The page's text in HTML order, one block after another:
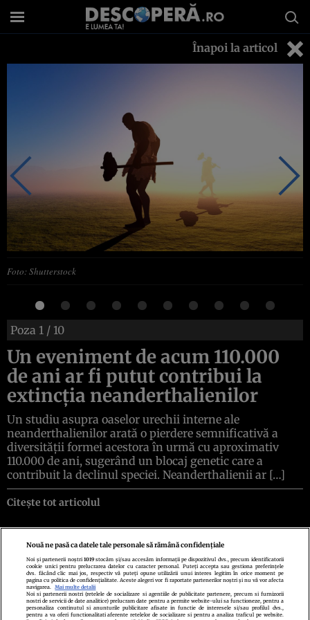
Înapoi la articol
Foto: Shutterstock
Poza 1 / 10
Un eveniment de acum 110.000
de ani ar fi putut contribui la
extincția neanderthalienilor
Un studiu asupra oaselor urechii interne ale
neanderthalienilor arată o pierdere semnificativă a
diversității formei acestora în urmă cu aproximativ
110.000 de ani, sugerând un blocaj genetic care a
contribuit la declinul speciei. Neanderthalienii ar […]
Citește tot articolul
Politica de confidenţialitatePolitica de cookiesTermeni şi condiţii
Echipa redacționalăContactSetări Cookies
Nouă ne pasă ca datele tale personale să rămână confidențiale
Noi și partenerii noștri1019 stocăm și/sau accesăm informații pe dispozitivul dvs., precum identificatorii
cookie unici pentru prelucrarea datelor cu caracter personal. Puteți accepta sau gestiona preferințele
dvs. făcând clic mai jos, respectiv vă puteți opune utilizării unui interes legitim în orice moment pe
pagina cu politica de confidențialitate. Aceste alegeri vor fi raportate partenerilor noștri și nu vă vor afecta
navigarea.
Mai multe detalii
Noi si partenerii nostri (retelele de socializare si agentiile de publicitate partenere, precum si furnizorii
nostri de servicii de date analitice) prelucram date pentru a permite website-ului sa functioneze, pentru a
personaliza continutul si anunturile publicitare afisate in functie de interesele si/sau profilul dvs.,
pentru a va oferi functionalitati aferente retelelor de socializare si pentru a analiza traficul pe website.